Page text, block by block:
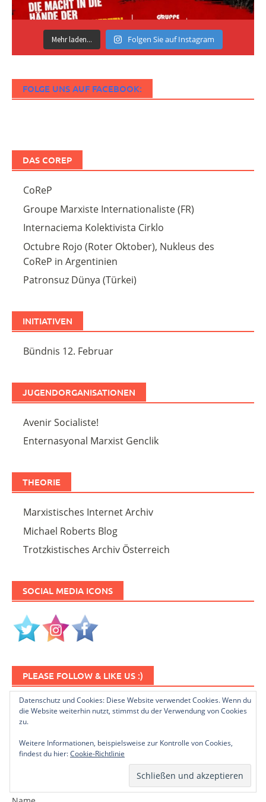
Mehr laden... Folgen Sie auf Instagram
FOLGE UNS AUF FACEBOOK:
DAS COREP
CoReP
Groupe Marxiste Internationaliste (FR)
Internaciema Kolektivista Cirklo
Octubre Rojo (Roter Oktober), Nukleus des
CoReP in Argentinien
Patronsuz Dünya (Türkei)
INITIATIVEN
Bündnis 12. Februar
JUGENDORGANISATIONEN
Avenir Socialiste!
Enternasyonal Marxist Genclik
THEORIE
Marxistisches Internet Archiv
Michael Roberts Blog
Trotzkistisches Archiv Österreich
SOCIAL MEDIA ICONS
PLEASE FOLLOW & LIKE US :)
NEWSLETTER ABONNIEREN
Datenschutz und Cookies: Diese Website verwendet Cookies. Wenn du
die Website weiterhin nutzt, stimmst du der Verwendung von Cookies
zu.
Weitere Informationen, beispielsweise zur Kontrolle von Cookies,
findest du hier:Cookie-Richtlinie